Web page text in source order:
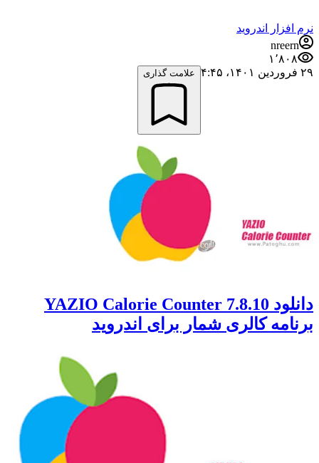
نرم افزار اندروید
nreern
۱٬۸۰۸
۲۹ فروردین ۱۴۰۱،‏ ۴:۴۵
علامت گذاری
دانلود 7.8.10 YAZIO Calorie Counter
برنامه کالری شمار برای اندروید